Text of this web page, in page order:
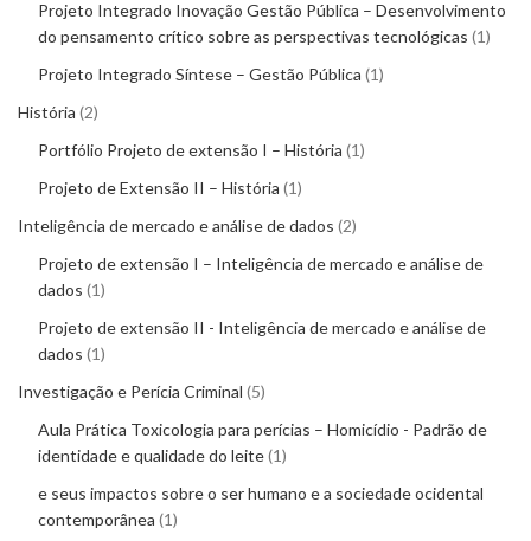
Projeto Integrado Inovação Gestão Pública – Desenvolvimento
do pensamento crítico sobre as perspectivas tecnológicas 1
Projeto Integrado Síntese – Gestão Pública 1
História 2
Portfólio Projeto de extensão I – História 1
Projeto de Extensão II – História 1
Inteligência de mercado e análise de dados 2
Projeto de extensão I – Inteligência de mercado e análise de
dados 1
Projeto de extensão II - Inteligência de mercado e análise de
dados 1
Investigação e Perícia Criminal 5
Aula Prática Toxicologia para perícias – Homicídio - Padrão de
identidade e qualidade do leite 1
e seus impactos sobre o ser humano e a sociedade ocidental
contemporânea 1